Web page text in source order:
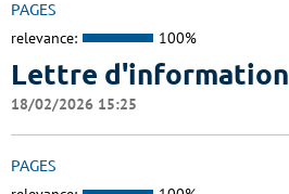
PAGES
relevance: 100%
Lettre d'information
18/02/2026 15:25
PAGES